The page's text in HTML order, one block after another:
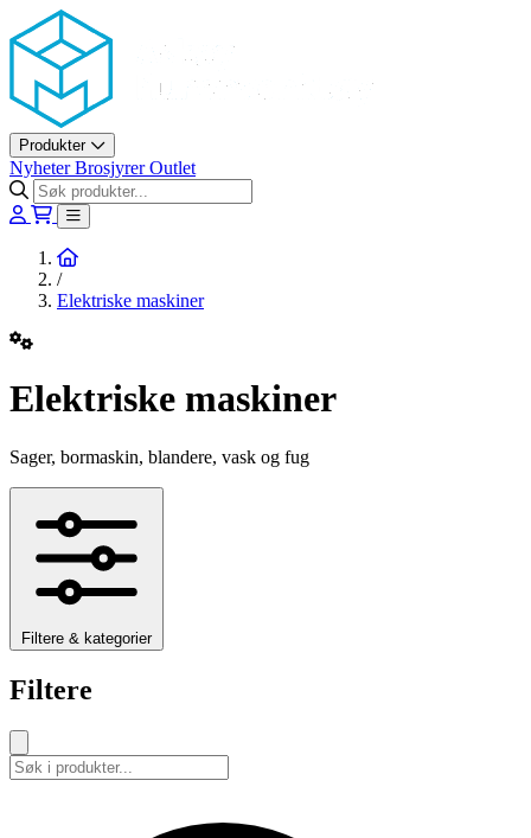
Askøy Murerverktøy AS
Produkter
NyheterBrosjyrerOutlet
Hjem
/
Elektriske maskiner
Elektriske maskiner
Sager, bormaskin, blandere, vask og fug
Filtere
Filtere & kategorier
Filtere